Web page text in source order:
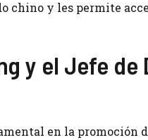
chino y les permite
y el Jefe
en la promoción